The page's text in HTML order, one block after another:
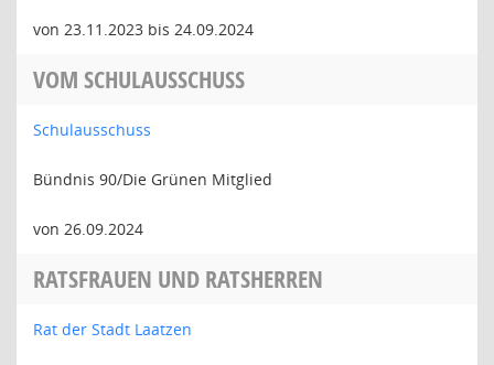
von 23.11.2023 bis 24.09.2024
VOM SCHULAUSSCHUSS
Schulausschuss
Bündnis 90/Die Grünen Mitglied
von 26.09.2024
RATSFRAUEN UND RATSHERREN
Rat der Stadt Laatzen